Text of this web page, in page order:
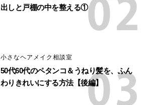
出しと戸棚の中を整える①
小さなヘアメイク相談室
50代60代のペタンコ＆うねり髪を、ふん
わりきれいにする方法【後編】